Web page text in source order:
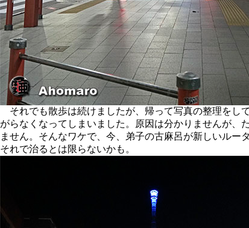
それでも散歩は続けましたが、帰って写真の整理をし
がらなくなってしまいました。原因は分かりませんが、
ません。そんなワケで、今、弟子の古麻呂が新しいルー
それで治るとは限らないかも。